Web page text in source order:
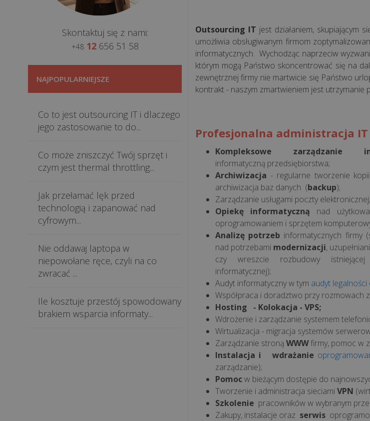
Skontaktuj się z nami:
+48 12656 51 58
NAJPOPULARNIEJSZE
Co to jest outsourcing IT i dlaczego
jego zastosowanie to do...
Co może zniszczyć Twój sprzęt i
czym jest thermal throttling...
Jak przełamać lęk przed
technologią i zapanować nad
cyfrowym...
Nie oddawaj laptopa w
niepowołane ręce, czyli na co
zwracać ...
Ile kosztuje przestój spowodowany
brakiem wsparcia informaty...
Outsourcing IT jest działaniem, skupiającym
umożliwia obsługiwanym firmom
informatycznych. Wychodząc naprzeciw
którym mogą Państwo skoncentrować się na
zewnętrznej firmy nie martwicie się Państwo
kontrakt - naszym zmartwieniem jest utrzymanie
Profesjonalna administracja IT
Kompleksowe zarządzanie
informatyczną przedsiębiorstwa;
Archiwizacja - regularne tworzenie
archiwizacja baz danych (backup);
Zarządzanie usługami poczty elektronicznej;
Opiekę informatyczną nad
oprogramowaniem i sprzętem
Analizę potrzeb informatycznych firmy
nad potrzebami modernizacji,
czy wreszcie rozbudowy istniejącej
informatycznej);
Audyt informatyczny w tym audyt
Współpraca i doradztwo przy rozmowach
Hosting - Kolokacja - VPS;
Wdrożenie i zarządzanie systemem
Wirtualizacja - migracja systemów
Zarządzanie stroną WWWfirmy, pomoc w
Instalacja i wdrażanie
zarządzanie);
Pomocw bieżącym dostępie do
Tworzenie i administracja sieciamiVPN
Szkolenie pracowników w wybranym
Zakupy, instalacje oraz serwis